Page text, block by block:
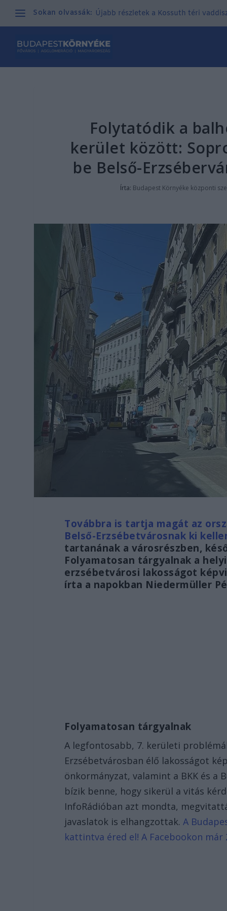
Sokan olvassák: Újabb részletek a Kossuth téri
Folytatódik a
kerület között:
be Belső-
Írta: Budapest Környéke központi
Továbbra is tartja magát az
Belső-Erzsébetvárosnak ki
tartanának a városrészben,
Folyamatosan tárgyalnak a
erzsébetvárosi lakosságot
írta a napokban Niedermüller
Folyamatosan tárgyalnak
A legfontosabb, 7. kerületi
Erzsébetvárosban élő lakosságot
önkormányzat, valamint a BKK és a
bízik benne, hogy sikerül a vitás
InfoRádióban azt mondta,
javaslatok is elhangzottak.A
kattintva éred el! A Facebookon